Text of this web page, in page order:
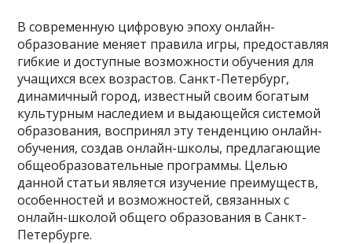
В современную цифровую эпоху онлайн-
образование меняет правила игры, предоставляя
гибкие и доступные возможности обучения для
учащихся всех возрастов. Санкт-Петербург,
динамичный город, известный своим богатым
культурным наследием и выдающейся системой
образования, воспринял эту тенденцию онлайн-
обучения, создав онлайн-школы, предлагающие
общеобразовательные программы. Целью
данной статьи является изучение преимуществ,
особенностей и возможностей, связанных с
онлайн-школой общего образования в Санкт-
Петербурге.